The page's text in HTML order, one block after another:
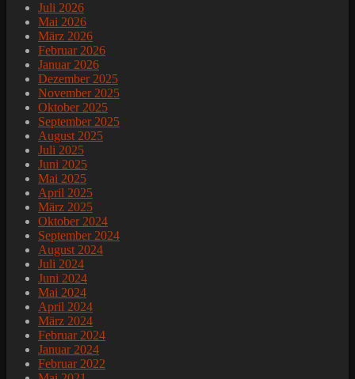
Juli 2026
Mai 2026
März 2026
Februar 2026
Januar 2026
Dezember 2025
November 2025
Oktober 2025
September 2025
August 2025
Juli 2025
Juni 2025
Mai 2025
April 2025
März 2025
Oktober 2024
September 2024
August 2024
Juli 2024
Juni 2024
Mai 2024
April 2024
März 2024
Februar 2024
Januar 2024
Februar 2022